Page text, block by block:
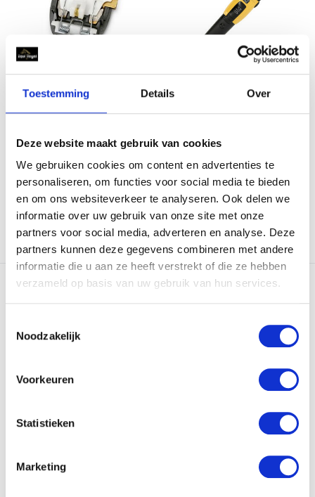
Toestemming Details Over
Deze website maakt gebruik van cookies
We gebruiken cookies om content en advertenties te
personaliseren, om functies voor social media te bieden
en om ons websiteverkeer te analyseren. Ook delen we
informatie over uw gebruik van onze site met onze
partners voor social media, adverteren en analyse. Deze
partners kunnen deze gegevens combineren met andere
informatie die u aan ze heeft verstrekt of die ze hebben
verzameld op basis van uw gebruik van hun services.
Noodzakelijk
Voorkeuren
Statistieken
Marketing
Sectolin Shavingblade
SE-210
Scheerkop voor de Sectolin
Clipper Pro SE-210. M...
Vergelijk
Op voorraad
€16,95
Hippo Tonic MR 818
draadloze afwerktonde...
Hippotonic Draadloze
Trimscheermachine:
Vergelijk
Op voorraad
€39,99
Sectolin Clipper Pro